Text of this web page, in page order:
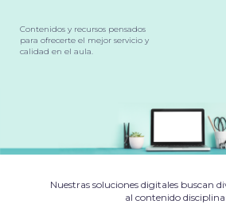
Contenidos y recursos pensados
para ofrecerte el mejor servicio y
calidad en el aula.
Nuestras soluciones digitales buscan
al contenido